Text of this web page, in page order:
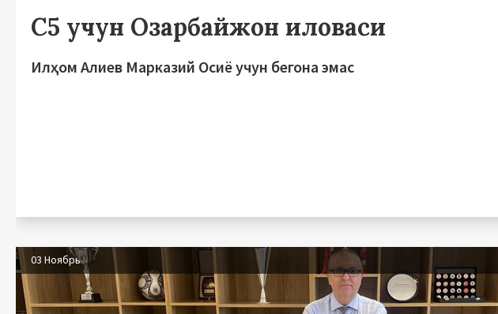
С5 учун Озарбайжон иловаси
Илҳом Алиев Марказий Осиё учун бегона эмас
03 Ноябрь